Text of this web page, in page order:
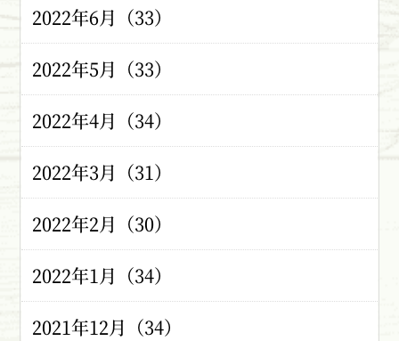
2022年6月（33）
2022年5月（33）
2022年4月（34）
2022年3月（31）
2022年2月（30）
2022年1月（34）
2021年12月（34）